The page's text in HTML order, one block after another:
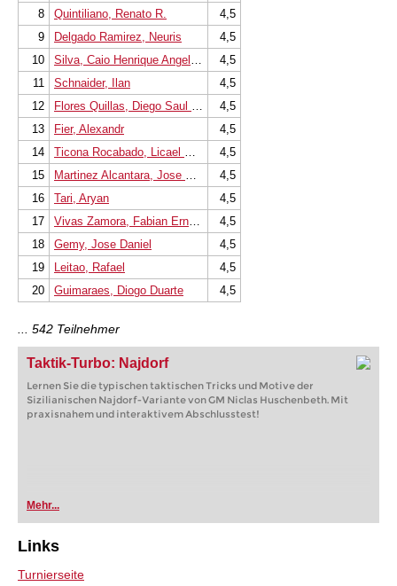
8
Quintiliano, Renato R.
4,5
9
Delgado Ramirez, Neuris
4,5
10
Silva, Caio Henrique Angelico
4,5
11
Schnaider, Ilan
4,5
12
Flores Quillas, Diego Saul Rodri
4,5
13
Fier, Alexandr
4,5
14
Ticona Rocabado, Licael Roderick
4,5
15
Martinez Alcantara, Jose Eduardo
4,5
16
Tari, Aryan
4,5
17
Vivas Zamora, Fabian Ernesto
4,5
18
Gemy, Jose Daniel
4,5
19
Leitao, Rafael
4,5
20
Guimaraes, Diogo Duarte 4,5
... 542 Teilnehmer
Taktik-Turbo: Najdorf
Lernen Sie die typischen taktischen Tricks und Motive der
Sizilianischen Najdorf-Variante von GM Niclas Huschenbeth. Mit
praxisnahem und interaktivem Abschlusstest!
Mehr...
Links
Turnierseite